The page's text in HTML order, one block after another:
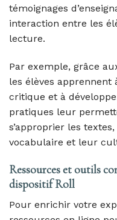
témoignages
interaction entre les
lecture.
Par exemple, grâce
les élèves
critique et à
pratiques leur
s’approprier les
vocabulaire et leur
Ressources et outils
dispositif Roll
Pour enrichir votre